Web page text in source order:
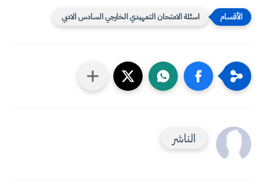
اسئلة الامتحان التمهيدي الخارجي السادس الادبي
الناشر